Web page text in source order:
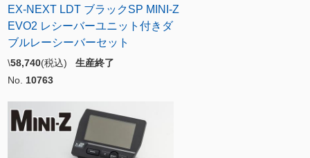
EX-NEXT LDT ブラックSP MINI-Z
EVO2 レシーバーユニット付きダ
ブルレーシーバーセット
\58,740(税込) 生産終了
No. 10763